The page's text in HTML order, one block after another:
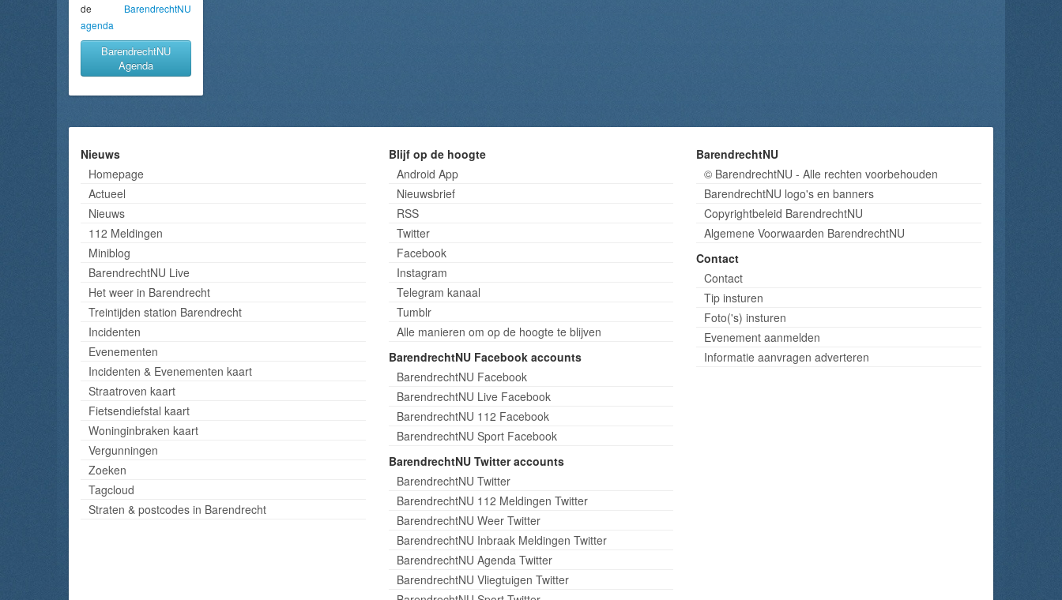
de BarendrechtNU
agenda
BarendrechtNU
Agenda
Nieuws
Homepage
Actueel
Nieuws
112 Meldingen
Miniblog
BarendrechtNU Live
Het weer in Barendrecht
Treintijden station Barendrecht
Incidenten
Evenementen
Incidenten & Evenementen kaart
Straatroven kaart
Fietsendiefstal kaart
Woninginbraken kaart
Vergunningen
Zoeken
Tagcloud
Straten & postcodes in Barendrecht
Blijf op de hoogte
Android App
Nieuwsbrief
RSS
Twitter
Facebook
Instagram
Telegram kanaal
Tumblr
Alle manieren om op de hoogte te blijven
BarendrechtNU Facebook accounts
BarendrechtNU Facebook
BarendrechtNU Live Facebook
BarendrechtNU 112 Facebook
BarendrechtNU Sport Facebook
BarendrechtNU Twitter accounts
BarendrechtNU Twitter
BarendrechtNU 112 Meldingen Twitter
BarendrechtNU Weer Twitter
BarendrechtNU Inbraak Meldingen Twitter
BarendrechtNU Agenda Twitter
BarendrechtNU Vliegtuigen Twitter
BarendrechtNU
© BarendrechtNU - Alle rechten voorbehouden
BarendrechtNU logo's en banners
Copyrightbeleid BarendrechtNU
Algemene Voorwaarden BarendrechtNU
Contact
Contact
Tip insturen
Foto('s) insturen
Evenement aanmelden
Informatie aanvragen adverteren